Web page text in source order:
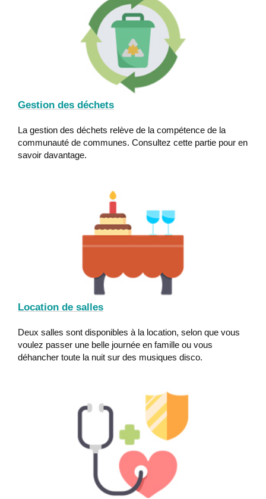
Gestion des déchets
La gestion des déchets relève de la compétence de la
communauté de communes. Consultez cette partie pour en
savoir davantage.
Location de salles
Deux salles sont disponibles à la location, selon que vous
voulez passer une belle journée en famille ou vous
déhancher toute la nuit sur des musiques disco.